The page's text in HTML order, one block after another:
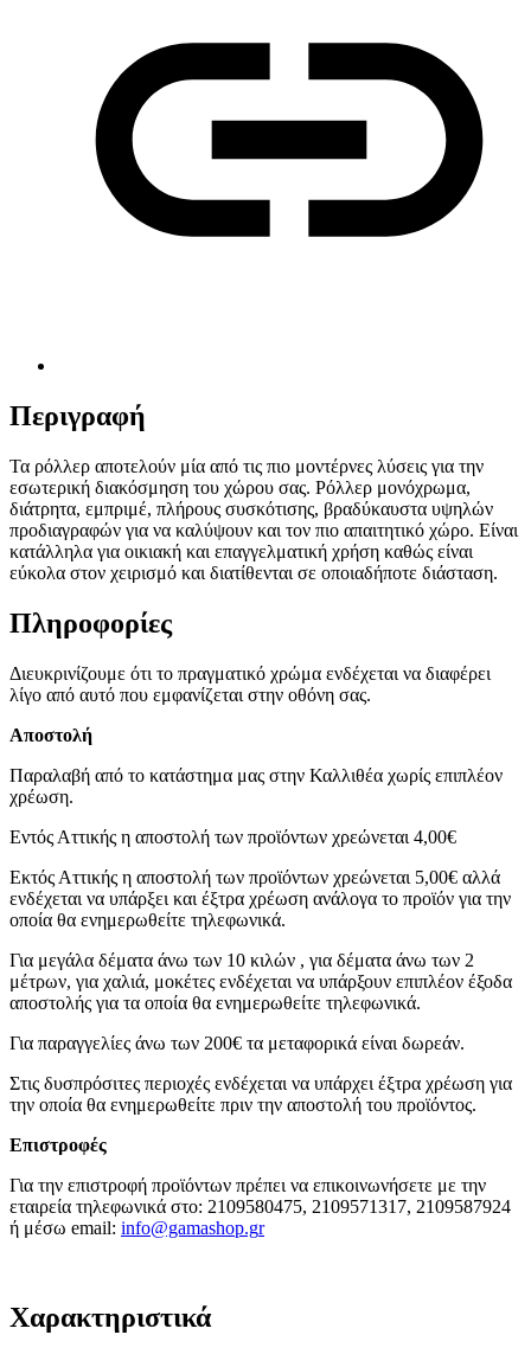
Περιγραφή
Τα ρόλλερ αποτελούν μία από τις πιο μοντέρνες λύσεις για την
εσωτερική διακόσμηση του χώρου σας. Ρόλλερ μονόχρωμα,
διάτρητα, εμπριμέ, πλήρους συσκότισης, βραδύκαυστα υψηλών
προδιαγραφών για να καλύψουν και τον πιο απαιτητικό χώρο. Είναι
κατάλληλα για οικιακή και επαγγελματική χρήση καθώς είναι
εύκολα στον χειρισμό και διατίθενται σε οποιαδήποτε διάσταση.
Πληροφορίες
Διευκρινίζουμε ότι το πραγματικό χρώμα ενδέχεται να διαφέρει
λίγο από αυτό που εμφανίζεται στην οθόνη σας.
Αποστολή
Παραλαβή από το κατάστημα μας στην Καλλιθέα χωρίς επιπλέον
χρέωση.
Εντός Αττικής η αποστολή των προϊόντων χρεώνεται 4,00€
Εκτός Αττικής η αποστολή των προϊόντων χρεώνεται 5,00€ αλλά
ενδέχεται να υπάρξει και έξτρα χρέωση ανάλογα το προϊόν για την
οποία θα ενημερωθείτε τηλεφωνικά.
Για μεγάλα δέματα άνω των 10 κιλών , για δέματα άνω των 2
μέτρων, για χαλιά, μοκέτες ενδέχεται να υπάρξουν επιπλέον έξοδα
αποστολής για τα οποία θα ενημερωθείτε τηλεφωνικά.
Για παραγγελίες άνω των 200€ τα μεταφορικά είναι δωρεάν.
Στις δυσπρόσιτες περιοχές ενδέχεται να υπάρχει έξτρα χρέωση για
την οποία θα ενημερωθείτε πριν την αποστολή του προϊόντος.
Επιστροφές
Για την επιστροφή προϊόντων πρέπει να επικοινωνήσετε με την
εταιρεία τηλεφωνικά στο: 2109580475, 2109571317, 2109587924
ή μέσω email: info@gamashop.gr
Χαρακτηριστικά